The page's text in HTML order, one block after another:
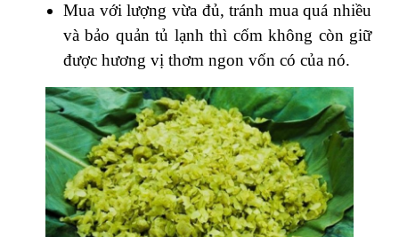
Mua với lượng vừa đủ, tránh mua quá nhiều
và bảo quản tủ lạnh thì cốm không còn giữ
được hương vị thơm ngon vốn có của nó.